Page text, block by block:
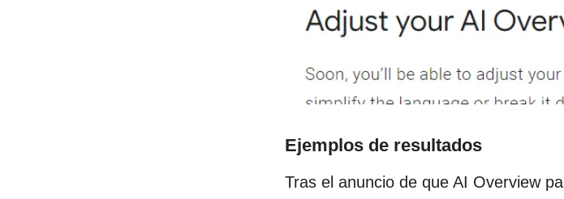
Ejemplos de resultados
Tras el anuncio de que AI Overview